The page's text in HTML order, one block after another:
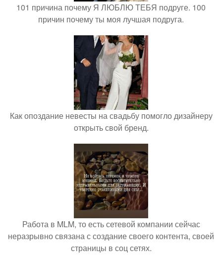
101 причина почему Я ЛЮБЛЮ ТЕБЯ подруге. 100
причин почему ты моя лучшая подруга.
Как опоздание невесты на свадьбу помогло дизайнеру
открыть свой бренд.
Работа в MLM, то есть сетевой компании сейчас
неразрывно связана с создание своего контента, своей
страницы в соц сетях.